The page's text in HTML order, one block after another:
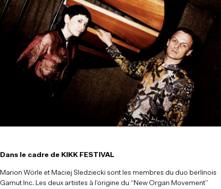
Dans le cadre de KIKK FESTIVAL
Marion Wörle et Maciej Sledziecki sont les membres du duo berlinois
Gamut Inc. Les deux artistes à l’origine du “New Organ Movement”